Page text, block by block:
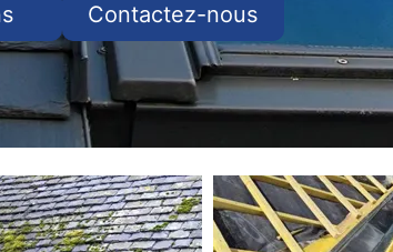
Contactez-nous